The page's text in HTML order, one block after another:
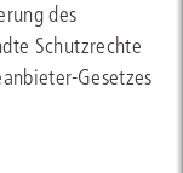
des
Schutzrechte
Gesetzes